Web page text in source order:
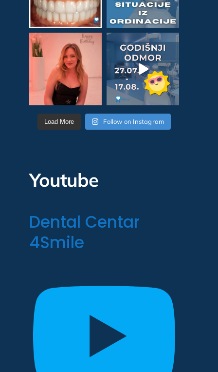
Load More Follow on Instagram
Youtube
Dental Centar
4Smile